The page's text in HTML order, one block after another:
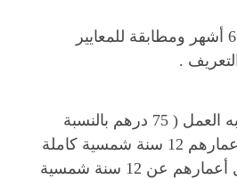
أربعة صور فوتوغرافية للتعريف حديثة لا تتجاوز 6 أشهر ومطابقة للمعايير
.
واجبات التمبر المحدثة بموجب التشريع الجاري به العمل ( 75 درهم بالنسبة
للأشخاص البالغين وكذلك القاصرين الذين تبلغ أعمارهم 12 سنة شمسية كاملة
او اكثر، و 50 درهمًا بالنسبة للقاصرين الذين تقل أعمارهم عن 12 سنة شمسية